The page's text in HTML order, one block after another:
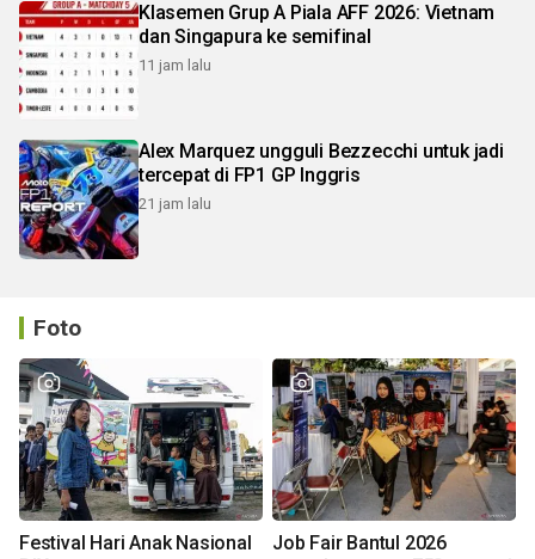
Klasemen Grup A Piala AFF 2026: Vietnam
dan Singapura ke semifinal
11 jam lalu
Alex Marquez ungguli Bezzecchi untuk jadi
tercepat di FP1 GP Inggris
21 jam lalu
Foto
Festival Hari Anak Nasional
Job Fair Bantul 2026